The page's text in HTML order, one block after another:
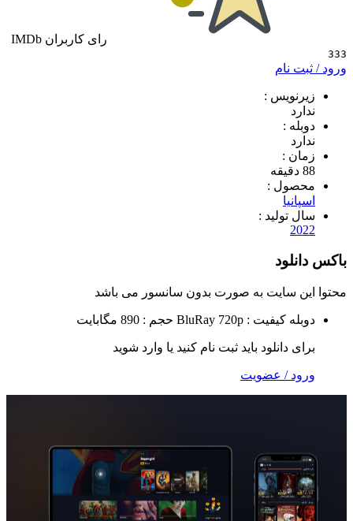
رای کاربران IMDb
نام
:
:
:
سایت به صورتبدون سانسورمی باشد
کیفیت : BluRay 720p حجم : 890 مگابایت
دانلود باید ثبت نام کنید یا وارد شوید
/ عضویت